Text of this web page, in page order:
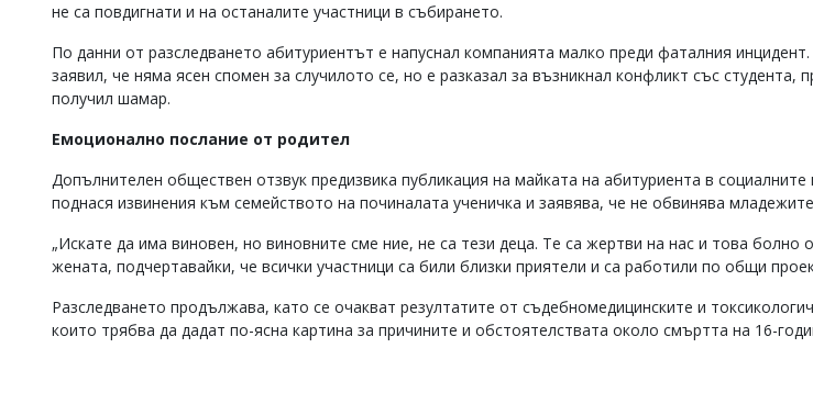
не са повдигнати и на останалите участници в събирането.
По данни от разследването абитуриентът е напуснал компанията малко преди фаталния
заявил, че няма ясен спомен за случилото се, но е разказал за възникнал конфликт със студента,
получил шамар.
Емоционално послание от родител
Допълнителен обществен отзвук предизвика публикация на майката на абитуриента в
поднася извинения към семейството на починалата ученичка и заявява, че не обвинява
„Искате да има виновен, но виновните сме ние, не са тези деца. Те са жертви на нас и това болно
жената, подчертавайки, че всички участници са били близки приятели и са работили по общи
Разследването продължава, като се очакват резултатите от съдебномедицинските и
които трябва да дадат по-ясна картина за причините и обстоятелствата около смъртта на 16-